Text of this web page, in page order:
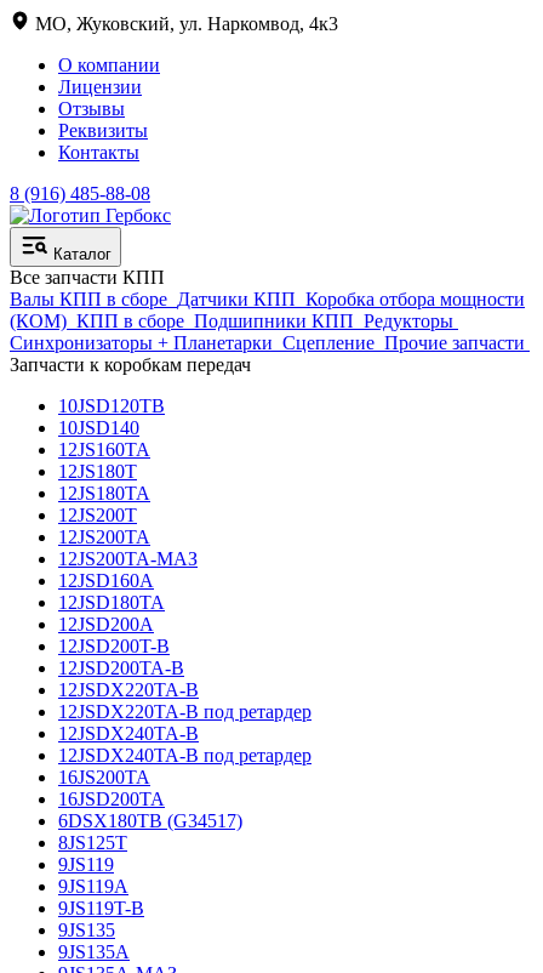
МО, Жуковский, ул. Наркомвод, 4к3
О компании
Лицензии
Отзывы
Реквизиты
Контакты
8 (916) 485-88-08
Каталог
Все запчасти КПП
Валы КПП в сборе Датчики КПП Коробка отбора мощности
(КОМ) КПП в сборе Подшипники КПП Редукторы
Синхронизаторы + Планетарки Сцепление Прочие запчасти
Запчасти к коробкам передач
10JSD120TB
10JSD140
12JS160TA
12JS180T
12JS180TA
12JS200T
12JS200TA
12JS200TA-МАЗ
12JSD160A
12JSD180TA
12JSD200A
12JSD200T-B
12JSD200TA-B
12JSDX220TA-B
12JSDX220TA-B под ретардер
12JSDX240TA-B
12JSDX240TA-B под ретардер
16JS200TA
16JSD200TA
6DSX180TB (G34517)
8JS125T
9JS119
9JS119A
9JS119T-B
9JS135
9JS135A